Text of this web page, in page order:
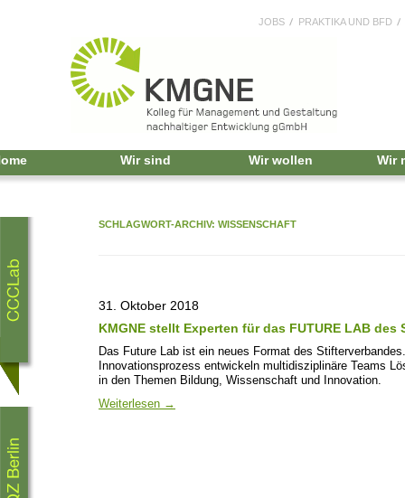
JOBS PRAKTIKA UND BFD
Wir sind Wir wollen Wir
SCHLAGWORT-ARCHIV: WISSENSCHAFT
31. Oktober 2018
KMGNE stellt Experten für das FUTURE LAB des
Das Future Lab ist ein neues Format des
Innovationsprozess entwickeln multidisziplinäre Teams
in den Themen Bildung, Wissenschaft und Innovation.
Weiterlesen →